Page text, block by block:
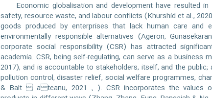
Economic globalisation and development have resulted
safety, resource waste, and labour conflicts (Khurshid et al.,
goods produced by enterprises that lack human care and
environmentally responsible alternatives (Ageron,
corporate social responsibility (CSR) has attracted
academia. CSR, being self-regulating, can serve as a business
2017), and is accountable to stakeholders, itself, and the
pollution control, disaster relief, social welfare programmes,
& Balt  ateanu, 2021 ¸ ). CSR incorporates the values